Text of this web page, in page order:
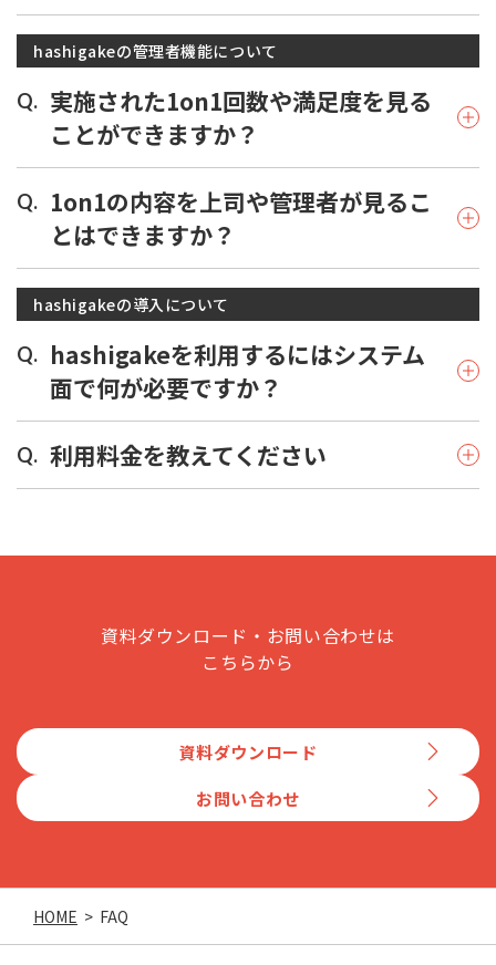
hashigakeの管理者機能について
Q. 実施された1on1回数や満足度を見る
ことができますか？
Q. 1on1の内容を上司や管理者が見るこ
とはできますか？
hashigakeの導入について
Q. hashigakeを利用するにはシステム
面で何が必要ですか？
Q. 利用料金を教えてください
資料ダウンロード・お問い合わせは
こちらから
資料ダウンロード
お問い合わせ
HOME > FAQ